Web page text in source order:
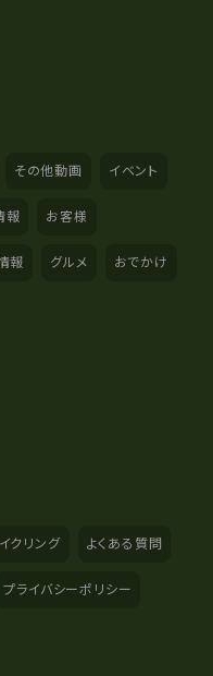
その他動画 イベント
報 お客様
報 グルメ おでかけ
クリング よくある質問
プライバシーポリシー